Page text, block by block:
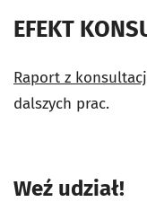
EFEKT
Raport z
dalszych prac.
Weź udział!